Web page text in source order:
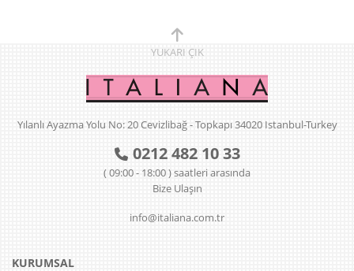
YUKARI ÇIK
Yılanlı Ayazma Yolu No: 20 Cevizlibağ - Topkapı 34020 Istanbul-Turkey
0212 482 10 33
( 09:00 - 18:00 ) saatleri arasında
Bize Ulaşın
info@italiana.com.tr
KURUMSAL